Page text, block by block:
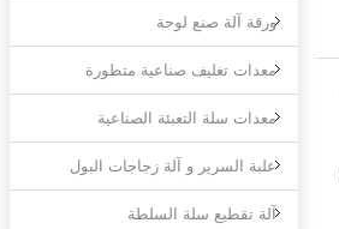
ورقة آلة صنع لوحة
معدات تغليف صناعية متطورة
معدات سلة التعبئة الصناعية
علبة السرير و آلة زجاجات البول
آلة تقطيع سلة السلطة